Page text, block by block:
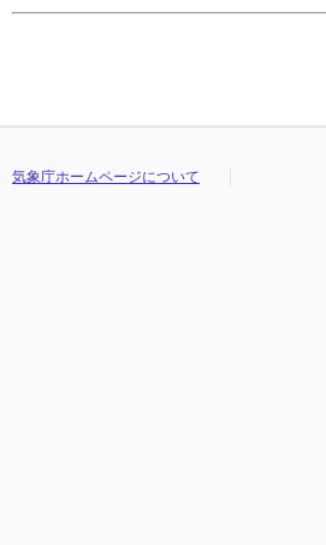
気象庁ホームページについて